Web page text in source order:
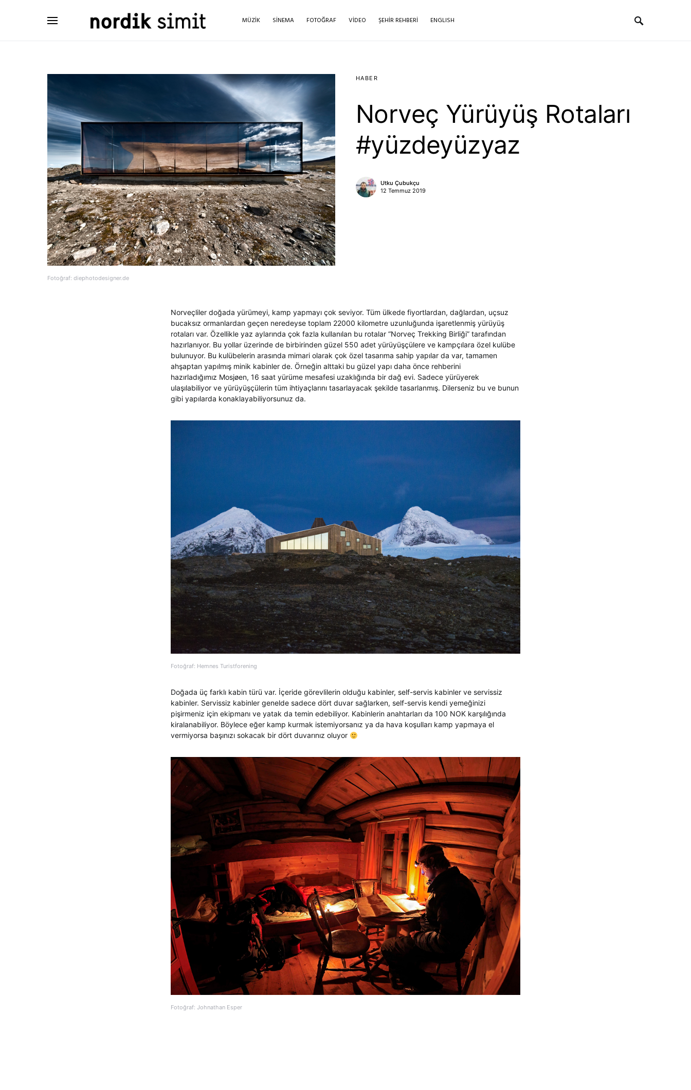
MÜZIK SINEMA FOTOĞRAF VIDEO ŞEHIR REHBERI ENGLISH
Fotoğraf: diephotodesigner.de
HABER
Norveç Yürüyüş Rotaları
#yüzdeyüzyaz
Utku Çubukçu
12 Temmuz 2019
Norveçliler doğada yürümeyi, kamp yapmayı çok seviyor. Tüm ülkede fiyortlardan, dağlardan, uçsuz
bucaksız ormanlardan geçen neredeyse toplam 22000 kilometre uzunluğunda işaretlenmiş yürüyüş
rotaları var. Özellikle yaz aylarında çok fazla kullanılan bu rotalar “Norveç Trekking Birliği” tarafından
hazırlanıyor. Bu yollar üzerinde de birbirinden güzel 550 adet yürüyüşçülere ve kampçılara özel kulübe
bulunuyor. Bu kulübelerin arasında mimari olarak çok özel tasarıma sahip yapılar da var, tamamen
ahşaptan yapılmış minik kabinler de. Örneğin alttaki bu güzel yapı daha önce rehberini
hazırladığımız Mosjøen, 16 saat yürüme mesafesi uzaklığında bir dağ evi. Sadece yürüyerek
ulaşılabiliyor ve yürüyüşçülerin tüm ihtiyaçlarını tasarlayacak şekilde tasarlanmış. Dilerseniz bu ve bunun
gibi yapılarda konaklayabiliyorsunuz da.
Fotoğraf: Hemnes Turistforening
Doğada üç farklı kabin türü var. İçeride görevlilerin olduğu kabinler, self-servis kabinler ve servissiz
kabinler. Servissiz kabinler genelde sadece dört duvar sağlarken, self-servis kendi yemeğinizi
pişirmeniz için ekipmanı ve yatak da temin edebiliyor. Kabinlerin anahtarları da 100 NOK karşılığında
kiralanabiliyor. Böylece eğer kamp kurmak istemiyorsanız ya da hava koşulları kamp yapmaya el
vermiyorsa başınızı sokacak bir dört duvarınız oluyor
Fotoğraf: Johnathan Esper